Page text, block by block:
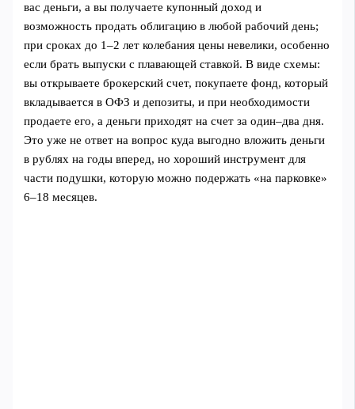
вас деньги, а вы получаете купонный доход и
возможность продать облигацию в любой рабочий день;
при сроках до 1–2 лет колебания цены невелики, особенно
если брать выпуски с плавающей ставкой. В виде схемы:
вы открываете брокерский счет, покупаете фонд, который
вкладывается в ОФЗ и депозиты, и при необходимости
продаете его, а деньги приходят на счет за один–два дня.
Это уже не ответ на вопрос куда выгодно вложить деньги
в рублях на годы вперед, но хороший инструмент для
части подушки, которую можно подержать «на парковке»
6–18 месяцев.